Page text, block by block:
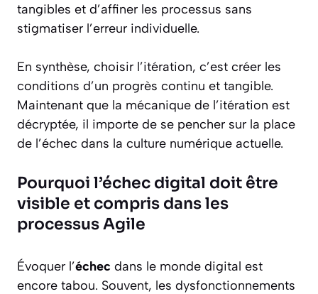
tangibles et d’affiner les processus sans
stigmatiser l’erreur individuelle.
En synthèse, choisir l’itération, c’est créer les
conditions d’un progrès continu et tangible.
Maintenant que la mécanique de l’itération est
décryptée, il importe de se pencher sur la place
de l’échec dans la culture numérique actuelle.
Pourquoi l’échec digital doit être
visible et compris dans les
processus Agile
Évoquer l’échec dans le monde digital est
encore tabou. Souvent, les dysfonctionnements